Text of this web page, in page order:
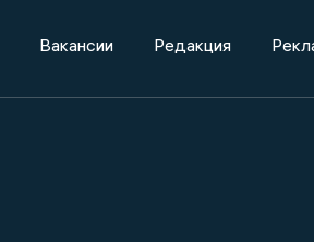
Вакансии Редакция